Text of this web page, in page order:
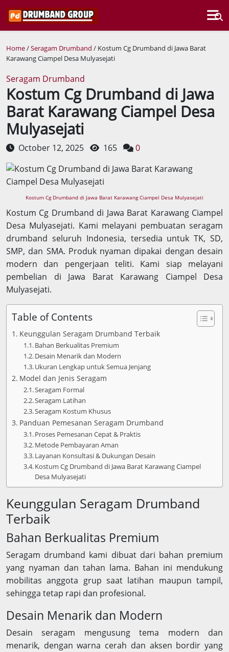
Home/Seragam Drumband / Kostum Cg Drumband di Jawa Barat
Karawang Ciampel Desa Mulyasejati
Seragam Drumband
Kostum Cg Drumband di Jawa
Barat Karawang Ciampel Desa
Mulyasejati
October 12, 2025 165 0
Kostum Cg Drumband di Jawa Barat Karawang Ciampel Desa Mulyasejati
Kostum Cg Drumband di Jawa Barat Karawang Ciampel
Desa Mulyasejati. Kami melayani pembuatan seragam
drumband seluruh Indonesia, tersedia untuk TK, SD,
SMP, dan SMA. Produk nyaman dipakai dengan desain
modern dan pengerjaan teliti. Kami siap melayani
pembelian di Jawa Barat Karawang Ciampel Desa
Mulyasejati.
Table of Contents
Keunggulan Seragam Drumband Terbaik
Bahan Berkualitas Premium
Desain Menarik dan Modern
Ukuran Lengkap untuk Semua Jenjang
Model dan Jenis Seragam
Seragam Formal
Seragam Latihan
Seragam Kostum Khusus
Panduan Pemesanan Seragam Drumband
Proses Pemesanan Cepat & Praktis
Metode Pembayaran Aman
Layanan Konsultasi & Dukungan Desain
Kostum Cg Drumband di Jawa Barat Karawang Ciampel
Desa Mulyasejati
Keunggulan Seragam Drumband
Terbaik
Bahan Berkualitas Premium
Seragam drumband kami dibuat dari bahan premium
yang nyaman dan tahan lama. Bahan ini mendukung
mobilitas anggota grup saat latihan maupun tampil,
sehingga tetap rapi dan profesional.
Desain Menarik dan Modern
Desain seragam mengusung tema modern dan
menarik, dengan warna cerah dan aksen bordir yang